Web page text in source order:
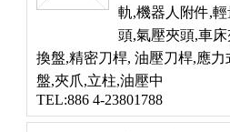
軌,機器人附件,
頭,氣壓夾頭,車
換盤,精密刀桿, 油壓刀桿,應
盤,夾爪,立柱,油壓中
TEL:886 4-23801788